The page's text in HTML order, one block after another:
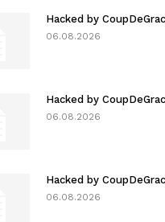
Hacked by
06.08.2026
Hacked by
06.08.2026
Hacked by
06.08.2026